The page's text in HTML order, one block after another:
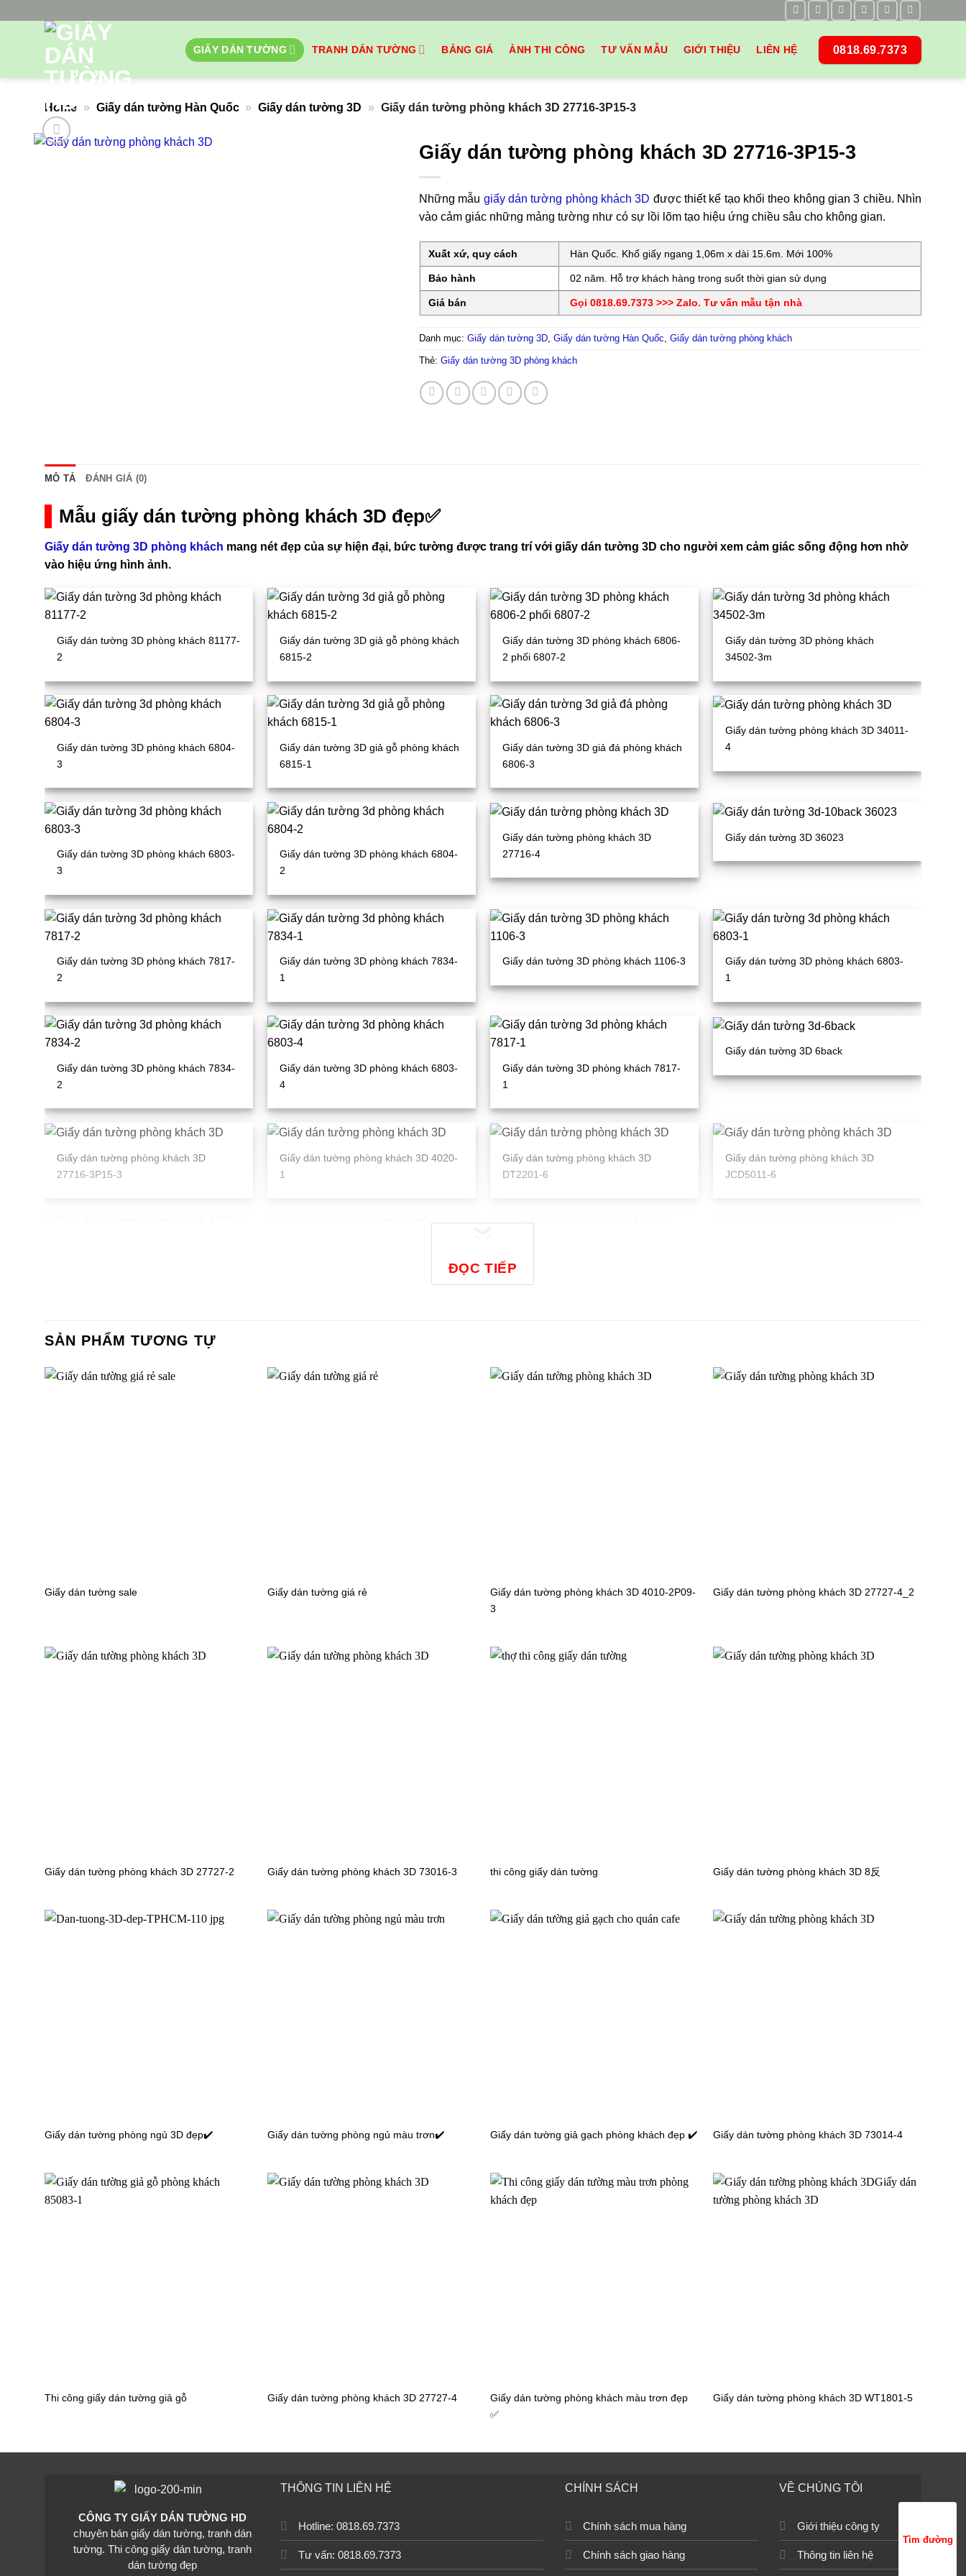
GIẤY DÁN TƯỜNG TRANH DÁN TƯỜNG BẢNG GIÁ ẢNH THI CÔNG TƯ VẤN MẪU GIỚI THIỆU LIÊN HỆ 0818.69.7373
Home » Giấy dán tường Hàn Quốc » Giấy dán tường 3D » Giấy dán tường phòng khách 3D 27716-3P15-3
Giấy dán tường phòng khách 3D 27716-3P15-3
Những mẫu giấy dán tường phòng khách 3D được thiết kế tạo khối theo không gian 3 chiều. Nhìn
vào cảm giác những mảng tường như có sự lồi lõm tạo hiệu ứng chiều sâu cho không gian.
Xuất xứ, quy cách Hàn Quốc. Khổ giấy ngang 1,06m x dài 15.6m. Mới 100%
Bảo hành 02 năm. Hỗ trợ khách hàng trong suốt thời gian sử dụng
Giá bán Gọi 0818.69.7373 >>> Zalo. Tư vấn mẫu tận nhà
Danh mục: Giấy dán tường 3D, Giấy dán tường Hàn Quốc Giấy dán tường phòng khách
Thẻ: Giấy dán tường 3D phòng khách
MÔ TẢ ĐÁNH GIÁ (0)
Mẫu giấy dán tường phòng khách 3D đẹp✅
Giấy dán tường 3D phòng khách mang nét đẹp của sự hiện đại, bức tường được trang trí với giấy dán tường 3D cho người xem cảm giác sống động hơn nhờ
vào hiệu ứng hình ảnh.
Giấy dán tường 3D phòng khách 81177-
2
Giấy dán tường 3D giả gỗ phòng khách
6815-2
Giấy dán tường 3D phòng khách 6806-
2 phối 6807-2
Giấy dán tường 3D phòng khách
34502-3m
Giấy dán tường 3D phòng khách 6804-
3
Giấy dán tường 3D giả gỗ phòng khách
6815-1
Giấy dán tường 3D giả đá phòng khách
6806-3
Giấy dán tường phòng khách 3D 34011-
4
Giấy dán tường 3D phòng khách 6803-
3
Giấy dán tường 3D phòng khách 6804-
2
Giấy dán tường phòng khách 3D
27716-4
Giấy dán tường 3D 36023
Giấy dán tường 3D phòng khách 7817-
2
Giấy dán tường 3D phòng khách 7834-
1
Giấy dán tường 3D phòng khách 1106-3
Giấy dán tường 3D phòng khách 6803-
1
Giấy dán tường 3D phòng khách 7834-
2
Giấy dán tường 3D phòng khách 6803-
4
Giấy dán tường 3D phòng khách 7817-
1
Giấy dán tường 3D 6back
Giấy dán tường phòng khách 3D
27716-3P15-3
Giấy dán tường phòng khách 3D 4020-
1
Giấy dán tường phòng khách 3D
DT2201-6
Giấy dán tường phòng khách 3D
JCD5011-6
27716-1
DT2201-1
27726-2P25-2
27726-4P25-4
ĐỌC TIẾP
SẢN PHẨM TƯƠNG TỰ
Giấy dán tường sale Giấy dán tường giá rẻ
Giấy dán tường phòng khách 3D 4010-2P09-
3
Giấy dán tường phòng khách 3D 27727-4_2
Giấy dán tường phòng khách 3D 27727-2 Giấy dán tường phòng khách 3D 73016-3 thi công giấy dán tường Giấy dán tường phòng khách 3D 8反
Giấy dán tường phòng ngủ 3D đẹp✔️ Giấy dán tường phòng ngủ màu trơn✔️ Giấy dán tường giả gạch phòng khách đẹp ✔️ Giấy dán tường phòng khách 3D 73014-4
Thi công giấy dán tường giả gỗ Giấy dán tường phòng khách 3D 27727-4
Giấy dán tường phòng khách màu trơn đẹp
✅
Giấy dán tường phòng khách 3D WT1801-5
CÔNG TY GIẤY DÁN TƯỜNG HD
chuyên bán giấy dán tường, tranh dán
tường. Thi công giấy dán tường, tranh
dán tường đẹp
THÔNG TIN LIÊN HỆ
Hotline: 0818.69.7373
Tư vấn: 0818.69.7373
CHÍNH SÁCH
Chính sách mua hàng
Chính sách giao hàng
VỀ CHÚNG TÔI
Giới thiệu công ty
Thông tin liên hệ
Tìm đường